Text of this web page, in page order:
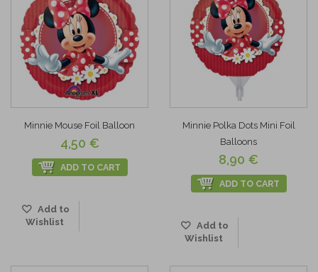
Minnie Mouse Foil Balloon
4,50 €
ADD TO CART
Add to
Wishlist
Minnie Polka Dots Mini Foil
Balloons
8,90 €
ADD TO CART
Add to
Wishlist